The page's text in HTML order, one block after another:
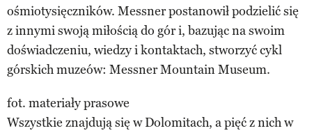
ośmiotysięczników. Messner postanowił podzielić się
z innymi swoją miłością do gór i, bazując na swoim
doświadczeniu, wiedzy i kontaktach, stworzyć cykl
górskich muzeów: Messner Mountain Museum.
fot. materiały prasowe
Wszystkie znajdują się w Dolomitach, a pięć z nich w